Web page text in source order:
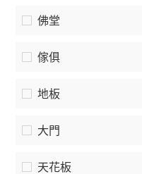
佛堂
傢俱
地板
大門
天花板